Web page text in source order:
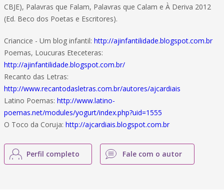
CBJE), Palavras que Falam, Palavras que Calam e À Deriva 2012
(Ed. Beco dos Poetas e Escritores).
Criancice - Um blog infantil: http://ajinfantilidade.blogspot.com.br
Poemas, Loucuras Eteceteras:
http://ajinfantilidade.blogspot.com.br/
Recanto das Letras:
http://www.recantodasletras.com.br/autores/ajcardiais
Latino Poemas: http://www.latino-
poemas.net/modules/yogurt/index.php?uid=1555
O Toco da Coruja: http://ajcardiais.blogspot.com.br
Perfil completo Fale com o autor